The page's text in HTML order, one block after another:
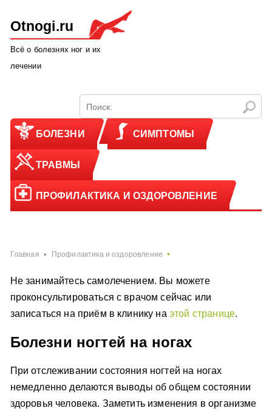
Otnogi.ru
Всё о болезнях ног и их
лечении
БОЛЕЗНИ СИМПТОМЫ
ТРАВМЫ
ПРОФИЛАКТИКА И ОЗДОРОВЛЕНИЕ
Главная Профилактика и оздоровление
Не занимайтесь самолечением. Вы можете
проконсультироваться с врачом сейчас или
записаться на приём в клинику на этой странице.
Болезни ногтей на ногах
При отслеживании состояния ногтей на ногах
немедленно делаются выводы об общем состоянии
здоровья человека. Заметить изменения в организме